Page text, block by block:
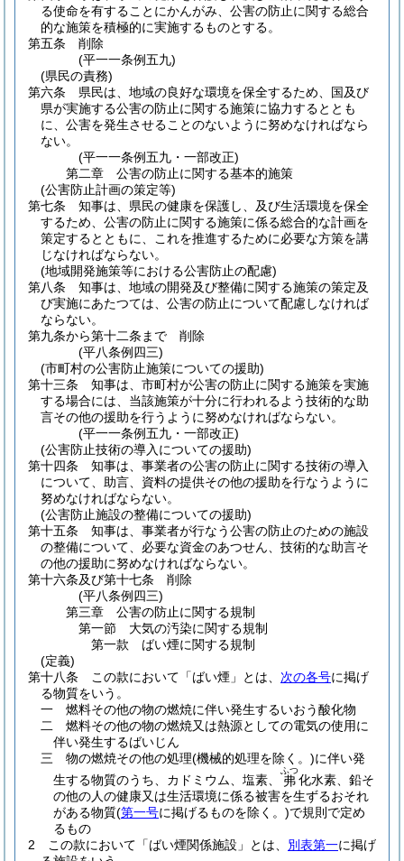
る使命を有することにかんがみ、公害の防止に関する総合
的な施策を積極的に実施するものとする。
第五条
削除
(平一一条例五九)
(県民の責務)
第六条
県民は、地域の良好な環境を保全するため、国及び
県が実施する公害の防止に関する施策に協力するととも
に、公害を発生させることのないように努めなければなら
ない。
(平一一条例五九・一部改正)
第二章
公害の防止に関する基本的施策
(公害防止計画の策定等)
第七条
知事は、県民の健康を保護し、及び生活環境を保全
するため、公害の防止に関する施策に係る総合的な計画を
策定するとともに、これを推進するために必要な方策を講
じなければならない。
(地域開発施策等における公害防止の配慮)
第八条
知事は、地域の開発及び整備に関する施策の策定及
び実施にあたつては、公害の防止について配慮しなければ
ならない。
第九条から第十二条まで
削除
(平八条例四三)
(市町村の公害防止施策についての援助)
第十三条
知事は、市町村が公害の防止に関する施策を実施
する場合には、当該施策が十分に行われるよう技術的な助
言その他の援助を行うように努めなければならない。
(平一一条例五九・一部改正)
(公害防止技術の導入についての援助)
第十四条
知事は、事業者の公害の防止に関する技術の導入
について、助言、資料の提供その他の援助を行なうように
努めなければならない。
(公害防止施設の整備についての援助)
第十五条
知事は、事業者が行なう公害の防止のための施設
の整備について、必要な資金のあつせん、技術的な助言そ
の他の援助に努めなければならない。
第十六条及び第十七条
削除
(平八条例四三)
第三章
公害の防止に関する規制
第一節
大気の汚染に関する規制
第一款
ばい煙に関する規制
(定義)
第十八条
この款において「ばい煙」とは、 次の各号に掲げ
る物質をいう。
一
燃料その他の物の燃焼に伴い発生するいおう酸化物
二
燃料その他の物の燃焼又は熱源としての電気の使用に
伴い発生するばいじん
三
物の燃焼その他の処理(機械的処理を除く。)に伴い発
生する物質のうち、カドミウム、塩素、
弗
ふつ
化水素、鉛そ
の他の人の健康又は生活環境に係る被害を生ずるおそれ
がある物質(第一号に掲げるものを除く。)で規則で定め
るもの
2
この款において「ばい煙関係施設」とは、 別表第一に掲げ